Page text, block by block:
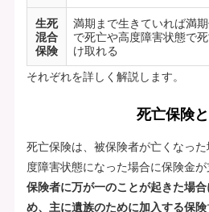
生死
混合
保険
満期まで生きていれば満
で死亡や高度障害状態で
け取れる
それぞれを詳しく解説します。
死亡保険
死亡保険は、被保険者が亡くなっ
度障害状態になった場合に保険金が
保険者に万が一のことが起きた場
め、主に遺族のために加入する保険